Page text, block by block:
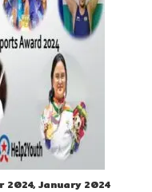
January 2024